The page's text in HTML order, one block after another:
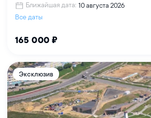
Ближайшая дата: 10 августа 2026
Все даты
165 000 ₽
Эксклюзив